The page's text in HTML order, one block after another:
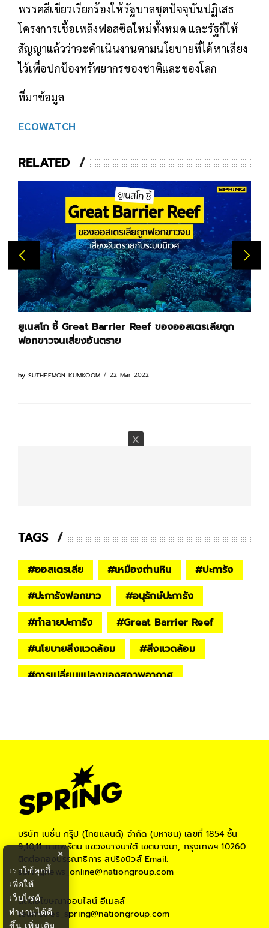
พรรคสีเขียวเรียกร้องให้รัฐบาลชุดปัจจุบันปฏิเสธ
โครงการเชื้อเพลิงฟอสซิลใหม่ทั้งหมด และรัฐก็ให้
สัญญาแล้วว่าจะดำเนินงานตามนโยบายที่ได้หาเสียง
ไว้เพื่อปกป้องทรัพยากรของชาติและของโลก
ที่มาข้อมูล
ECOWATCH
RELATED
ยูเนสโก ชี้ Great Barrier Reef ของออสเตรเลียถูก
ฟอกขาวจนเสี่ยงอันตราย
by SUTHEEMON KUMKOOM 22 Mar 2022
TAGS
#ออสเตรเลีย #เหมืองถ่านหิน #ปะการัง
#ปะการังฟอกขาว #อนุรักษ์ปะการัง
#ทำลายปะการัง #Great Barrier Reef
#นโยบายสิ่งแวดล้อม #สิ่งแวดล้อม
#การเปลี่ยนแปลงของสภาพอากาศ
บริษัท เนชั่น กรุ๊ป (ไทยแลนด์) จำกัด (มหาชน) เลขที่ 1854 ชั้น
9,10,11 ถ.เทพรัตน แขวงบางนาใต้ เขตบางนา, กรุงเทพฯ 10260
ติดต่อกองบรรณาธิการ สปริงนิวส์Email:
springnews_online@nationgroup.com
ติดต่อโฆษณาออนไลน์ อีเมลล์
teamsales_spring@nationgroup.com
×
เราใช้คุกกี้
เพื่อให้
เว็บไซต์
ทำงานได้ดี
ขึ้น เพิ่มเติม